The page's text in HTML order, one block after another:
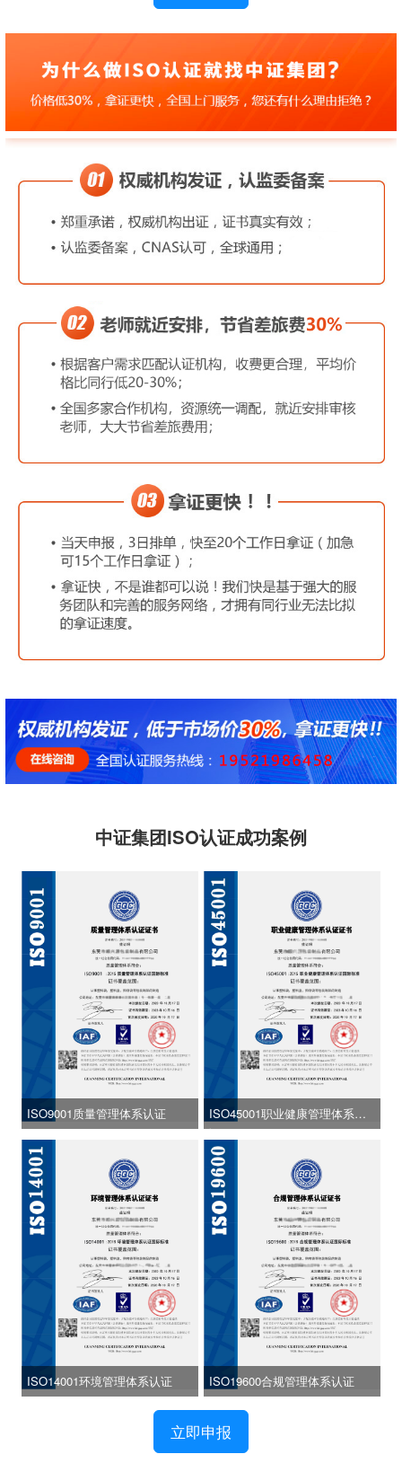
中证集团ISO认证成功案例
ISO9001质量管理体系认证
ISO14001环境管理体系认证
ISO45001职业健康管理体系认
证
ISO19600合规管理体系认证
立即申报